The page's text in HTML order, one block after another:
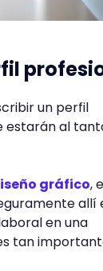
un perfil
estarán al
gráfico,
allí
en una
tan